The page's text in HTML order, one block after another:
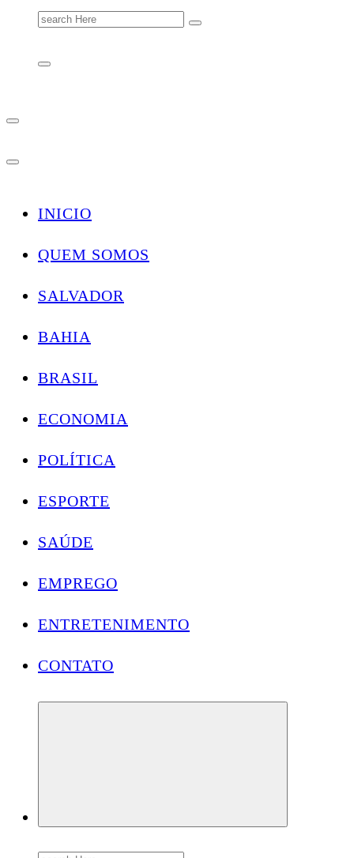
Search
for:
INICIO
QUEM SOMOS
SALVADOR
BAHIA
BRASIL
ECONOMIA
POLÍTICA
ESPORTE
SAÚDE
EMPREGO
ENTRETENIMENTO
CONTATO